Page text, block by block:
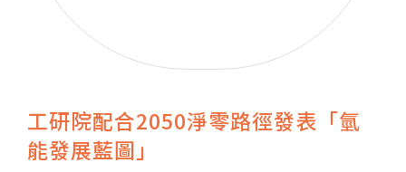
工研院配合2050淨零路徑發表「氫
能發展藍圖」